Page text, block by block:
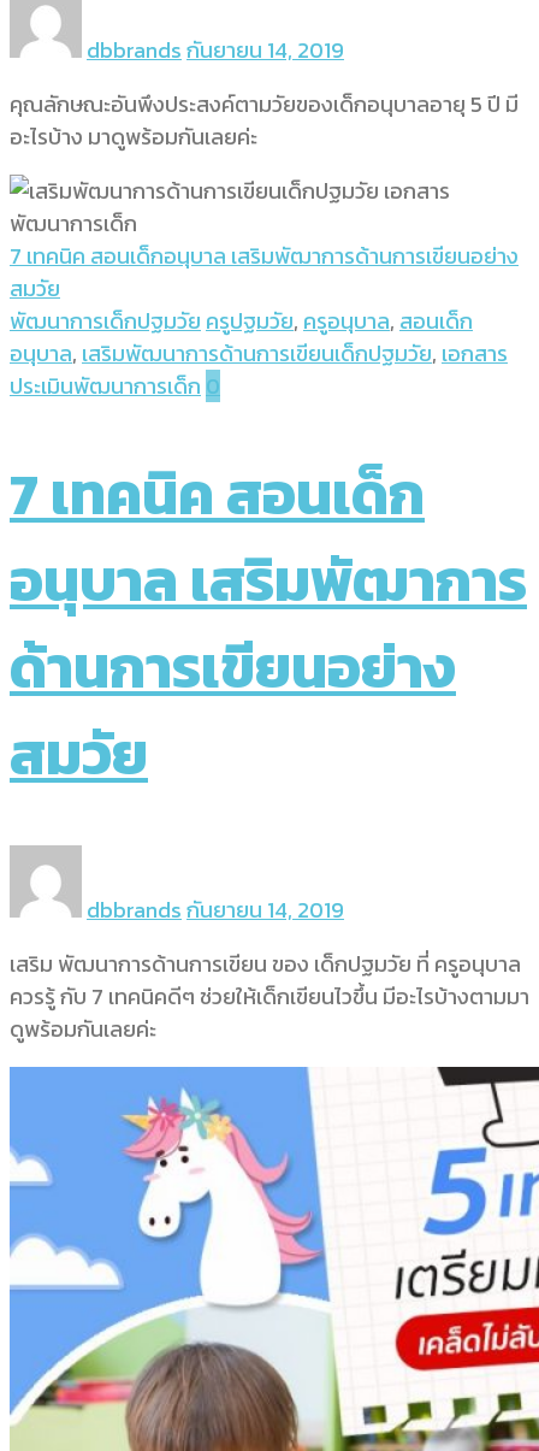
dbbrandsกันยายน 14, 2019
คุณลักษณะอันพึงประสงค์ตามวัยของเด็กอนุบาลอายุ 5 ปี มี
อะไรบ้าง มาดูพร้อมกันเลยค่ะ
7 เทคนิค สอนเด็กอนุบาล เสริมพัฒาการด้านการเขียนอย่าง
สมวัย
พัฒนาการเด็กปฐมวัย ครูปฐมวัย, ครูอนุบาล, สอนเด็ก
อนุบาล, เสริมพัฒนาการด้านการเขียนเด็กปฐมวัย, เอกสาร
ประเมินพัฒนาการเด็ก 0
7 เทคนิค สอนเด็ก
อนุบาล เสริมพัฒาการ
ด้านการเขียนอย่าง
สมวัย
dbbrandsกันยายน 14, 2019
เสริม พัฒนาการด้านการเขียน ของ เด็กปฐมวัย ที่ ครูอนุบาล
ควรรู้ กับ 7 เทคนิคดีๆ ช่วยให้เด็กเขียนไวขึ้น มีอะไรบ้างตามมา
ดูพร้อมกันเลยค่ะ